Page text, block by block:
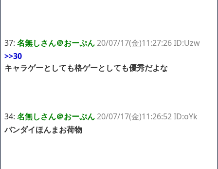
37: 名無しさん＠おーぷん20/07/17(金)11:27:26 ID:Uzw
>>30
キャラゲーとしても格ゲーとしても優秀だよな
34: 名無しさん＠おーぷん20/07/17(金)11:26:52 ID:oYk
バンダイほんまお荷物